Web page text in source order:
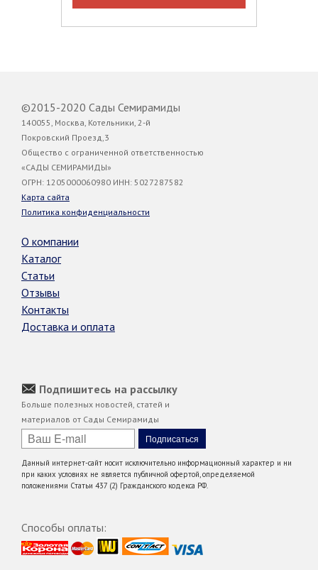
©2015-2020 Сады Семирамиды
140055, Москва, Котельники, 2-й
Покровский Проезд,3
Общество с ограниченной ответственностью
«САДЫ СЕМИРАМИДЫ»
ОГРН: 1205000060980 ИНН: 5027287582
Карта сайта
Политика конфиденциальности
О компании
Каталог
Статьи
Отзывы
Контакты
Доставка и оплата
Подпишитесь на рассылку
Больше полезных новостей, статей и
материалов от Сады Семирамиды
Данный интернет-сайт носит исключительно информационный характер и ни
при каких условиях не является публичной офертой, определяемой
положениями Статьи 437 (2) Гражданского кодекса РФ.
Способы оплаты: